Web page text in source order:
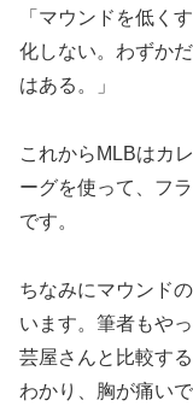
「マウンドを低く
化しない。わずか
はある。」
これからMLBはカ
ーグを使って、フ
です。
ちなみにマウンド
います。筆者もや
芸屋さんと比較す
わかり、胸が痛い